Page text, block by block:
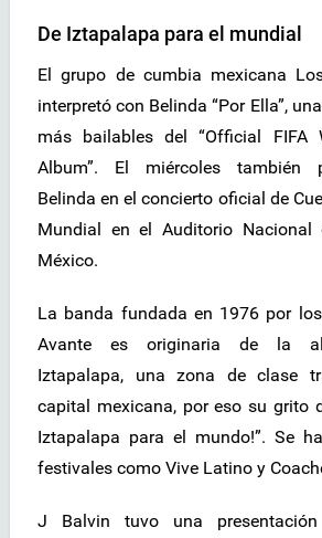
De Iztapalapa para el mundial
El grupo de cumbia mexicana
interpretó con Belinda “Por Ella”,
más bailables del “Official FIFA
Album”. El miércoles también
Belinda en el concierto oficial de
Mundial en el Auditorio
México.
La banda fundada en 1976 por
Avante es originaria de la
Iztapalapa, una zona de clase
capital mexicana, por eso su grito
Iztapalapa para el mundo!”. Se
festivales como Vive Latino y
J Balvin tuvo una